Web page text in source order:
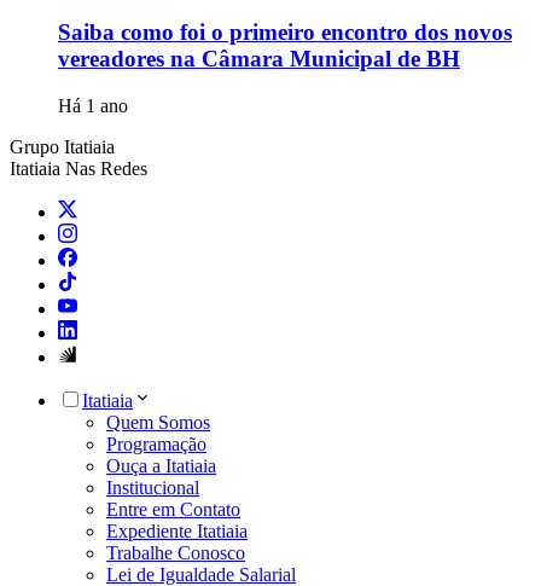
Saiba como foi o primeiro encontro dos novos
vereadores na Câmara Municipal de BH
Há 1 ano
Grupo Itatiaia
Itatiaia Nas Redes
Itatiaia
Quem Somos
Programação
Ouça a Itatiaia
Institucional
Entre em Contato
Expediente Itatiaia
Trabalhe Conosco
Lei de Igualdade Salarial